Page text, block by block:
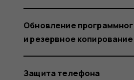
Обновление
и резервное
Защита телефона